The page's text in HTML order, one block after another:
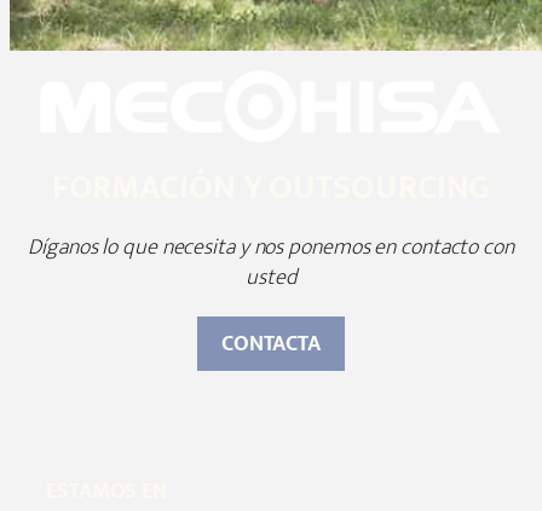
Díganos lo que necesita y nos ponemos en contacto con
usted
CONTACTA